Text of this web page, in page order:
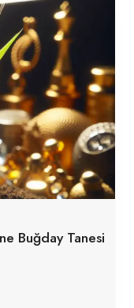
Buğday Tanesi